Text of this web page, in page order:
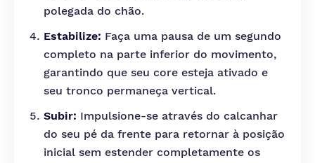
polegada do chão.
Estabilize: Faça uma pausa de um segundo
completo na parte inferior do movimento,
garantindo que seu core esteja ativado e
seu tronco permaneça vertical.
Subir: Impulsione-se através do calcanhar
do seu pé da frente para retornar à posição
inicial sem estender completamente os